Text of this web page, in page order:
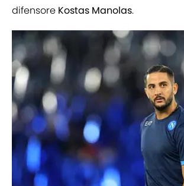
difensore Kostas Manolas.